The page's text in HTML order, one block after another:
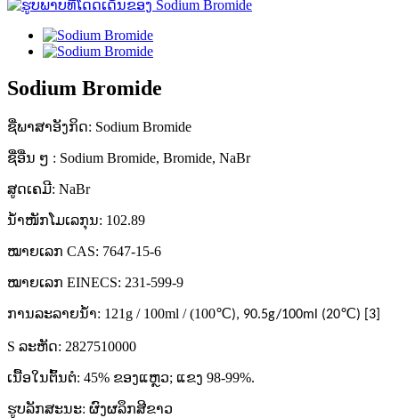
Sodium Bromide
ຊື່ພາສາອັງກິດ: Sodium Bromide
ຊື່ອື່ນ ໆ : Sodium Bromide, Bromide, NaBr
ສູດເຄມີ: NaBr
ນ້ຳໜັກໂມເລກຸນ: 102.89
ໝາຍເລກ CAS: 7647-15-6
ໝາຍເລກ EINECS: 231-599-9
ການລະລາຍນ້ໍາ: 121g / 100ml / (100℃), 90.5g/100ml (20℃) [3]
S ລະຫັດ: 2827510000
ເນື້ອໃນຕົ້ນຕໍ: 45% ຂອງແຫຼວ; ແຂງ 98-99%.
ຮູບລັກສະນະ: ຜົງຜລຶກສີຂາວ